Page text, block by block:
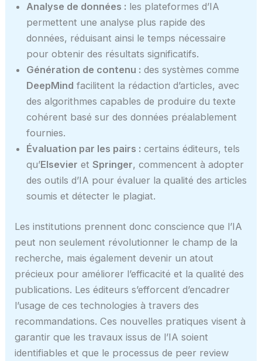
Analyse de données : les plateformes d’IA
permettent une analyse plus rapide des
données, réduisant ainsi le temps nécessaire
pour obtenir des résultats significatifs.
Génération de contenu : des systèmes comme
DeepMind facilitent la rédaction d’articles, avec
des algorithmes capables de produire du texte
cohérent basé sur des données préalablement
fournies.
Évaluation par les pairs : certains éditeurs, tels
qu’Elsevier etSpringer, commencent à adopter
des outils d’IA pour évaluer la qualité des articles
soumis et détecter le plagiat.
Les institutions prennent donc conscience que l’IA
peut non seulement révolutionner le champ de la
recherche, mais également devenir un atout
précieux pour améliorer l’efficacité et la qualité des
publications. Les éditeurs s’efforcent d’encadrer
l’usage de ces technologies à travers des
recommandations. Ces nouvelles pratiques visent à
garantir que les travaux issus de l’IA soient
identifiables et que le processus de peer review